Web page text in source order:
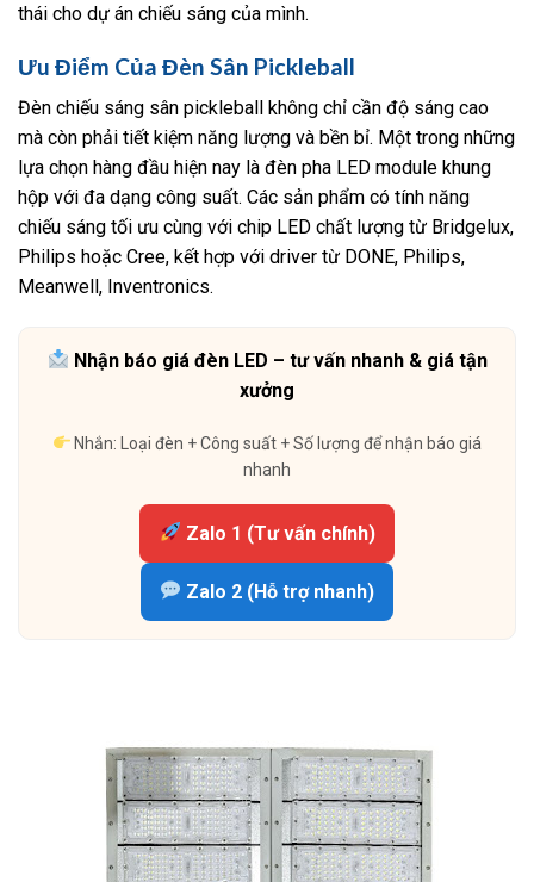
thái cho dự án chiếu sáng của mình.
Ưu Điểm Của Đèn Sân Pickleball
Đèn chiếu sáng sân pickleball không chỉ cần độ sáng cao
mà còn phải tiết kiệm năng lượng và bền bỉ. Một trong những
lựa chọn hàng đầu hiện nay là đèn pha LED module khung
hộp với đa dạng công suất. Các sản phẩm có tính năng
chiếu sáng tối ưu cùng với chip LED chất lượng từ Bridgelux,
Philips hoặc Cree, kết hợp với driver từ DONE, Philips,
Meanwell, Inventronics.
Nhận báo giá đèn LED – tư vấn nhanh & giá tận
xưởng
Nhắn: Loại đèn + Công suất + Số lượng để nhận báo giá
nhanh
Zalo 1 (Tư vấn chính)
Zalo 2 (Hỗ trợ nhanh)